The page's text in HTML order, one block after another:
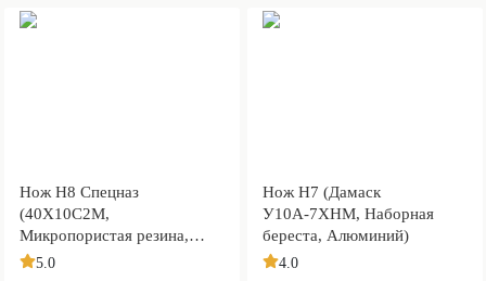
Нож Н8 Спецназ
(40Х10С2М,
Микропористая резина,
Алюминий)
5.0
Нож Н7 (Дамаск
У10А-7ХНМ, Наборная
береста, Алюминий)
4.0